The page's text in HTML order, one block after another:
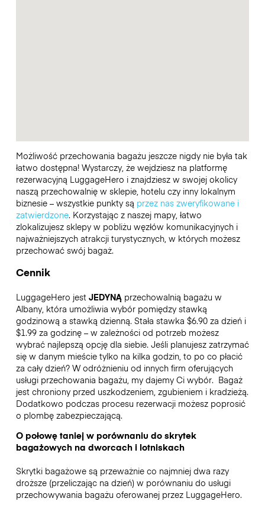
Możliwość przechowania bagażu jeszcze nigdy nie była tak
łatwo dostępna! Wystarczy, że wejdziesz na platformę
rezerwacyjną LuggageHero i znajdziesz w swojej okolicy
naszą przechowalnię w sklepie, hotelu czy inny lokalnym
biznesie – wszystkie punkty są przez nas zweryfikowane i
zatwierdzone. Korzystając z naszej mapy, łatwo
zlokalizujesz sklepy w pobliżu węzłów komunikacyjnych i
najważniejszych atrakcji turystycznych, w których możesz
przechować swój bagaż.
Cennik
LuggageHero jest JEDYNĄprzechowalnią bagażu w
Albany, która umożliwia wybór pomiędzy stawką
godzinową a stawką dzienną. Stała stawka $6.90 za dzień i
$1.99 za godzinę – w zależności od potrzeb możesz
wybrać najlepszą opcję dla siebie. Jeśli planujesz zatrzymać
się w danym mieście tylko na kilka godzin, to po co płacić
za cały dzień? W odróżnieniu od innych firm oferujących
usługi przechowania bagażu, my dajemy Ci wybór. Bagaż
jest chroniony przed uszkodzeniem, zgubieniem i kradzieżą.
Dodatkowo podczas procesu rezerwacji możesz poprosić
o plombę zabezpieczającą.
O połowę taniej w porównaniu do skrytek
bagażowych na dworcach i lotniskach
Skrytki bagażowe są przeważnie co najmniej dwa razy
droższe (przeliczając na dzień) w porównaniu do usługi
przechowywania bagażu oferowanej przez LuggageHero.